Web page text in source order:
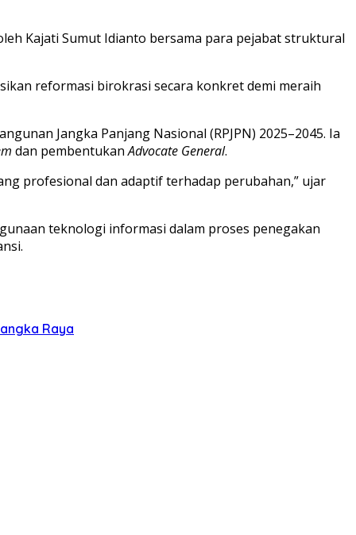
Kajati Sumut Idianto bersama para pejabat struktural
reformasi birokrasi secara konkret demi meraih
Jangka Panjang Nasional (RPJPN) 2025–2045. Ia
dan pembentukanAdvocate General.
profesional dan adaptif terhadap perubahan,” ujar
teknologi informasi dalam proses penegakan
Raya